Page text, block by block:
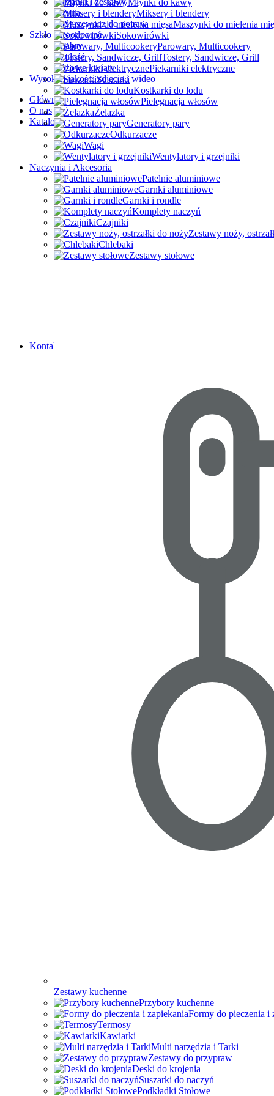
Jeżyna
Podgrzewacz do potraw
Szkło żaroodporne
Chabry
Czułość
Różowe kwiaty
Wysokiej jakości zdjęcia i wideo
Główna
О nas
Katalog
Kontakt
Miksery i blendery
Maszynki do mielenia
Sokowirówki
Parowary, Multicookery
Tostery, Sandwicze, Grill
Piekarniki elektryczne
Suszarki
Kostkarki do lodu
Pielęgnacja włosów
Żelazka
Generatory pary
Odkurzacze
Wagi
Wentylatory i grzejniki
Naczynia i Akcesoria
Patelnie aluminiowe
Garnki aluminiowe
Garnki i rondle
Komplety naczyń
Czajniki
Zestawy noży,
Chlebaki
Zestawy stołowe
Zestawy kuchenne
Przybory kuchenne
Formy do pieczenia i
Termosy
Kawiarki
Multi narzędzia i Tarki
Zestawy do przypraw
Deski do krojenia
Suszarki do naczyń
Podkładki Stołowe